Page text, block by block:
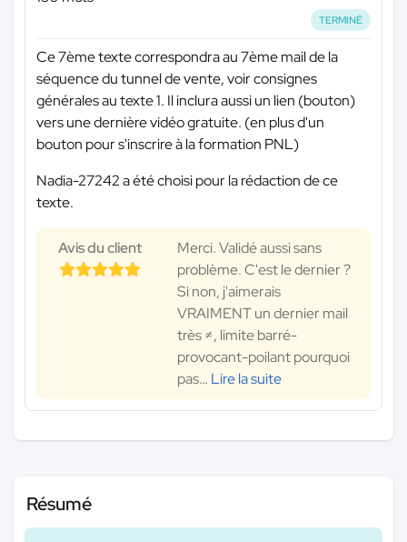
TERMINÉ
Ce 7ème texte correspondra au 7ème mail de la
séquence du tunnel de vente, voir consignes
générales au texte 1. Il inclura aussi un lien (bouton)
vers une dernière vidéo gratuite. (en plus d'un
bouton pour s'inscrire à la formation PNL)
Nadia-27242 a été choisi pour la rédaction de ce
texte.
Avis du client
Merci. Validé aussi sans
problème. C'est le dernier ?
Si non, j'aimerais
VRAIMENT un dernier mail
très ≠, limite barré-
provocant-poilant pourquoi
pas… Lire la suite
Résumé